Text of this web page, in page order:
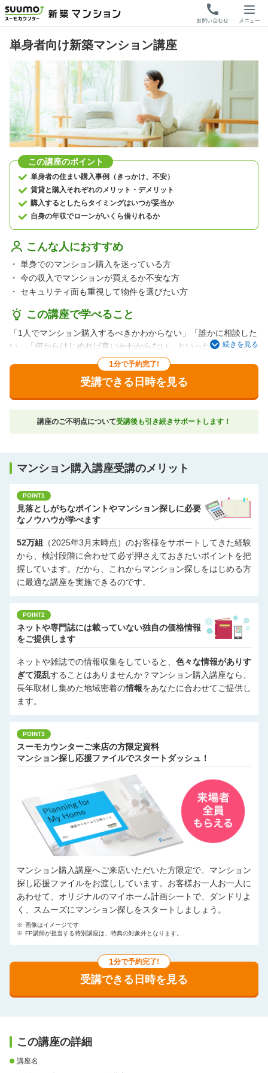
単身者向け新築マンション講座
この講座のポイント
単身者の住まい購入事例（きっかけ、不安）
賃貸と購入それぞれのメリット・デメリット
購入するとしたらタイミングはいつが妥当か
自身の年収でローンがいくら借りれるか
こんな人におすすめ
・ 単身でのマンション購入を迷っている方
・ 今の収入でマンションが買えるか不安な方
・
セキュリティ面も重視して物件を選びたい方
この講座で学べること
「1人でマンション購入するべきかわからない」「誰かに相談した
い」「何からはじめれば良いかわからない」といった漠然とした
不安にお応えして、単身者が新築マンション購入を検討する際の
ポイントをお伝えしながら、資金シミュレーションなども行って
これから将来のお住まい探しをスタートされる方にオススメで
す。
ご希望があれば要望に合う物件のご紹介もお手伝いします。
続きを見る
1分で予約完了!
受講できる日時を見る
講座のご不明点について受講後も引き続きサポートします！
マンション購入講座受講のメリット
POINT1
見落としがちなポイントやマンション探しに必要
なノウハウが学べます
52万組
（2025年3月末時点）のお客様をサポートしてきた経験
から、検討段階に合わせて必ず押さえておきたいポイントを把
握しています。だから、これからマンション探しをはじめる方
に最適な講座を実施できるのです。
POINT2
ネットや専門誌には載っていない独自の価格情報
をご提供します
ネットや雑誌での情報収集をしていると、 色々な情報がありす
ぎて混乱することはありませんか？マンション購入講座なら、
長年取材し集めた地域密着の情報をあなたに合わせてご提供し
ます。
POINT3
スーモカウンターご来店の方限定資料
マンション探し応援ファイルでスタートダッシュ！
マンション購入講座へご来店いただいた方限定で、マンション
探し応援ファイルをお渡ししています。お客様お一人お一人に
あわせて、オリジナルのマイホーム計画シートで、ダンドリよ
く、スムーズにマンション探しをスタートしましょう。
※ 画像はイメージです
※ FP講師が担当する特別講座は、特典の対象外となります。
1分で予約完了!
受講できる日時を見る
この講座の詳細
講座名